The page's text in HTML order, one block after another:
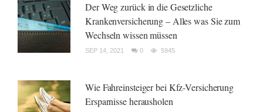
Der Weg zurück in die Gesetzliche
Krankenversicherung – Alles was Sie zum
Wechseln wissen müssen
SEP 14, 2021 0 5945
Wie Fahreinsteiger bei Kfz-Versicherung
Ersparnisse herausholen